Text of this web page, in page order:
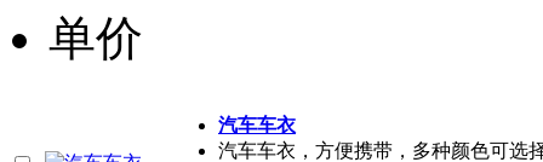
单价
汽车车衣
汽车车衣，方便携带，多种颜色可选